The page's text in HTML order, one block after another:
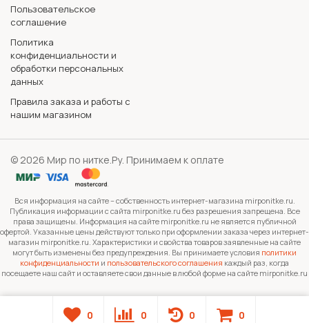
Пользовательское
соглашение
Политика
конфиденциальности и
обработки персональных
данных
Правила заказа и работы с
нашим магазином
© 2026 Мир по нитке.Ру. Принимаем к оплате
Вся информация на сайте – собственность интернет-магазина mirponitke.ru.
Публикация информации с сайта mirponitke.ru без разрешения запрещена. Все
права защищены. Информация на сайте mirponitke.ru не является публичной
офертой. Указанные цены действуют только при оформлении заказа через интернет-
магазин mirponitke.ru. Характеристики и свойства товаров заявленные на сайте
могут быть изменены без предупреждения. Вы принимаете условия политики
конфиденциальности и пользовательского соглашения каждый раз, когда
посещаете наш сайт и оставляете свои данные в любой форме на сайте mirponitke.ru
0 0 0 0